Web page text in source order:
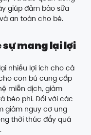
giúp đảm bảo sữa
an toàn cho bé.
sự mang lại lợi
nhiều lợi ích cho cả
con bú cung cấp
miễn dịch, giảm
béo phì. Đối với các
giảm nguy cơ ung
thời thúc đẩy quá